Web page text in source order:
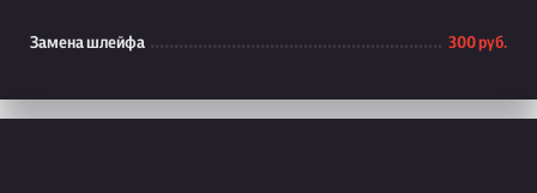
Замена шлейфа 300 руб.